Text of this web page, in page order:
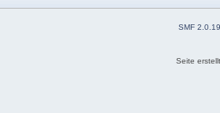
SMF 2.0.19
Seite